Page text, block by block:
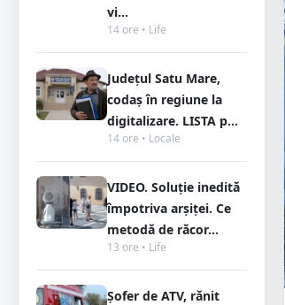
vi...
14 ore • Life
Județul Satu Mare,
codaș în regiune la
digitalizare. LISTA p...
14 ore • Locale
VIDEO. Soluție inedită
împotriva arșiței. Ce
metodă de răcor...
13 ore • Life
Șofer de ATV, rănit